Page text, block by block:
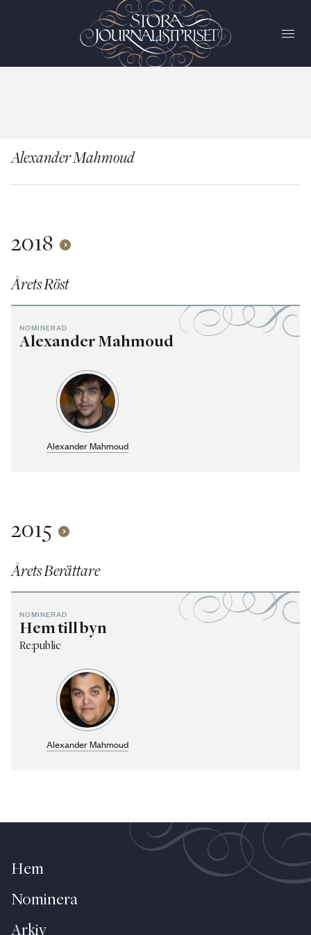
Alexander Mahmoud
2018
Årets Röst
NOMINERAD
Alexander Mahmoud
Alexander Mahmoud
2015
Årets Berättare
NOMINERAD
Hem till byn
Re:public
Alexander Mahmoud
Hem
Nominera
Arkiv